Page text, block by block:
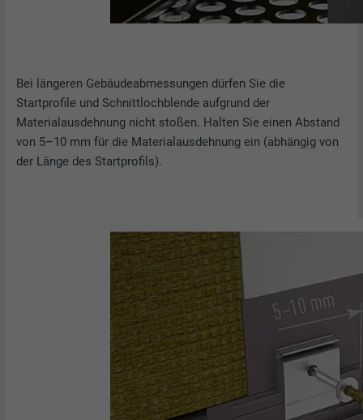
Bei längeren Gebäudeabmessungen dürfen Sie die
Startprofile und Schnittlochblende aufgrund der
Materialausdehnung nicht stoßen. Halten Sie einen Abstand
von 5–10 mm für die Materialausdehnung ein (abhängig von
der Länge des Startprofils).